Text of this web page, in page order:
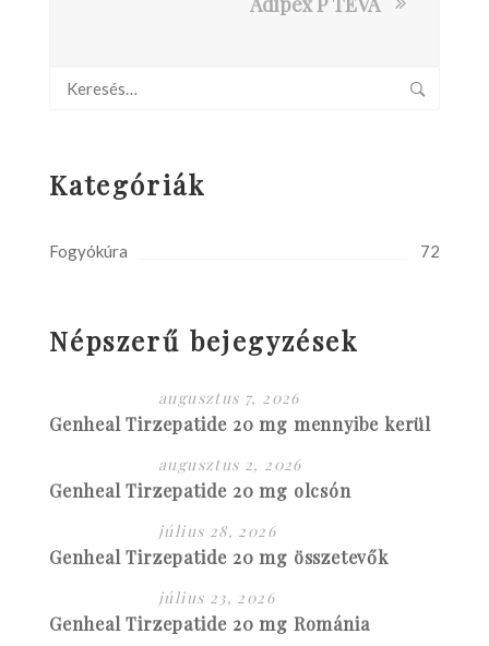
Kategóriák
Fogyókúra 72
Népszerű bejegyzések
augusztus 7, 2026
Genheal Tirzepatide 20 mg mennyibe kerül
augusztus 2, 2026
Genheal Tirzepatide 20 mg olcsón
július 28, 2026
Genheal Tirzepatide 20 mg összetevők
július 23, 2026
Genheal Tirzepatide 20 mg Románia